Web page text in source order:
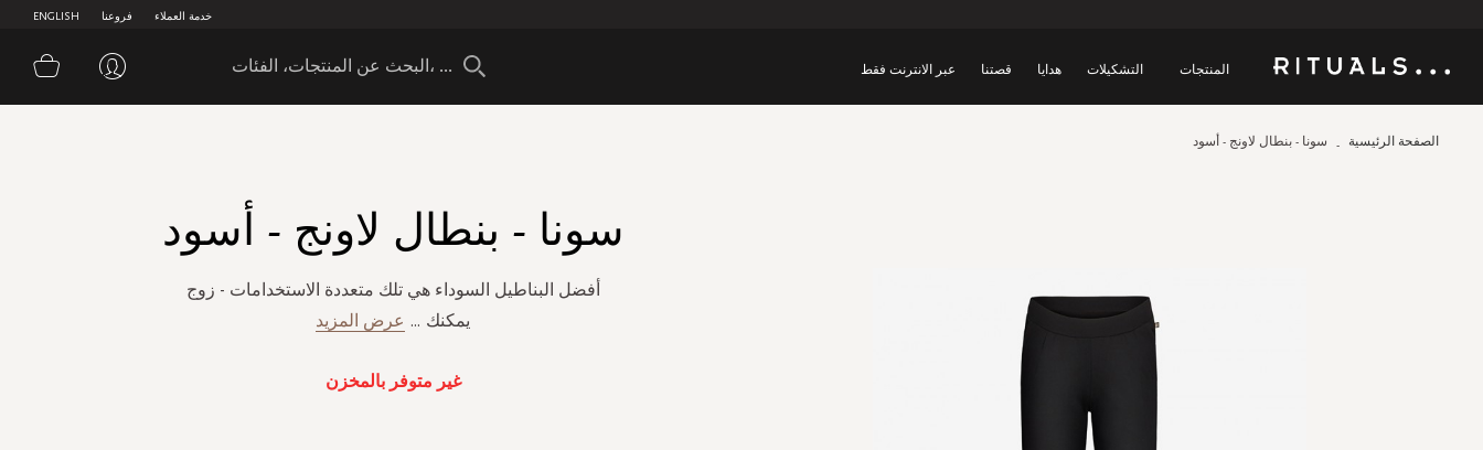
ENGLISH فروعنا خدمة العملاء
المنتجات التشكيلات هدايا قصتنا عبر الانترنت فقط سلة
الصفحة الرئيسية سونا - بنطال لاونج - أسود
سونا - بنطال لاونج - أسود
أفضل البناطيل السوداء هي تلك متعددة الاستخدامات - زوج
يمكنك ... عرض المزيد
غير متوفر بالمخزن